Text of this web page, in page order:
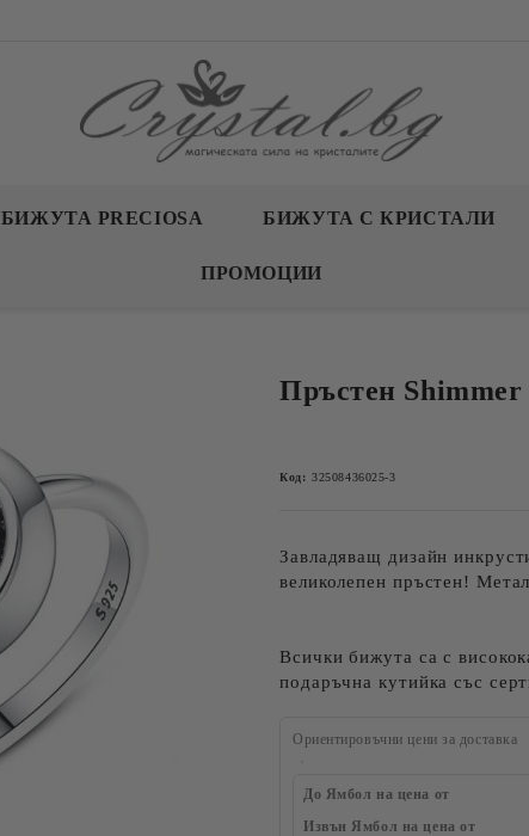
БИЖУТА PRECIOSA БИЖУТА С КРИСТАЛИ
ПРОМОЦИИ
Пръстен Shimmer
Код: 32508436025-3
Завладяващ дизайн
великолепен пръстен!
Всички бижута са с
подаръчна кутийка със
Ориентировъчни цени за доставка
До Ямбол на цена от
Извън Ямбол на цена от